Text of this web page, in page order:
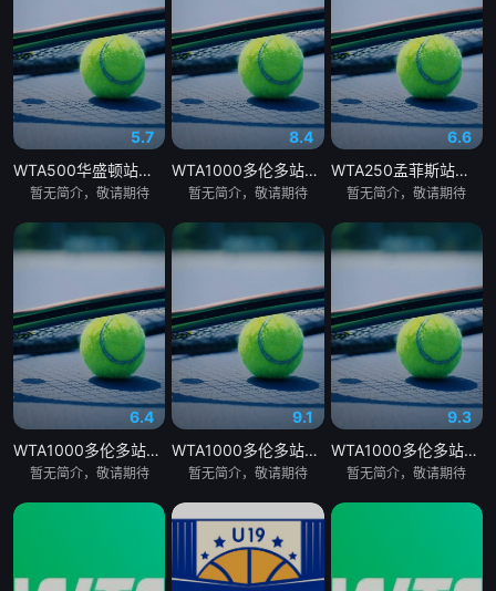
5.7
WTA500华盛顿站女单决赛：佩古拉VS伊埃拉
暂无简介，敬请期待
8.4
WTA1000多伦多站女单第一轮：马里诺VS森梅兹
暂无简介，敬请期待
6.6
WTA250孟菲斯站女单决赛：柳托娃VS维德曼诺娃
暂无简介，敬请期待
6.4
WTA1000多伦多站女单第一轮：博尔特VS克罗斯
暂无简介，敬请期待
9.1
WTA1000多伦多站女单第一轮：巴图科娃VS安德莱斯库
暂无简介，敬请期待
9.3
WTA1000多伦多站女单第一轮：王欣瑜VS卡萨金娜
暂无简介，敬请期待